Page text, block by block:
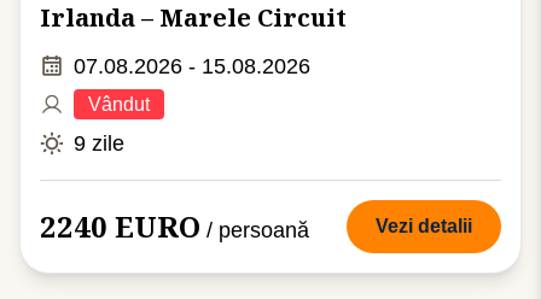
Irlanda – Marele Circuit
07.08.2026 - 15.08.2026
Vândut
9 zile
2240 EURO / persoană Vezi detalii